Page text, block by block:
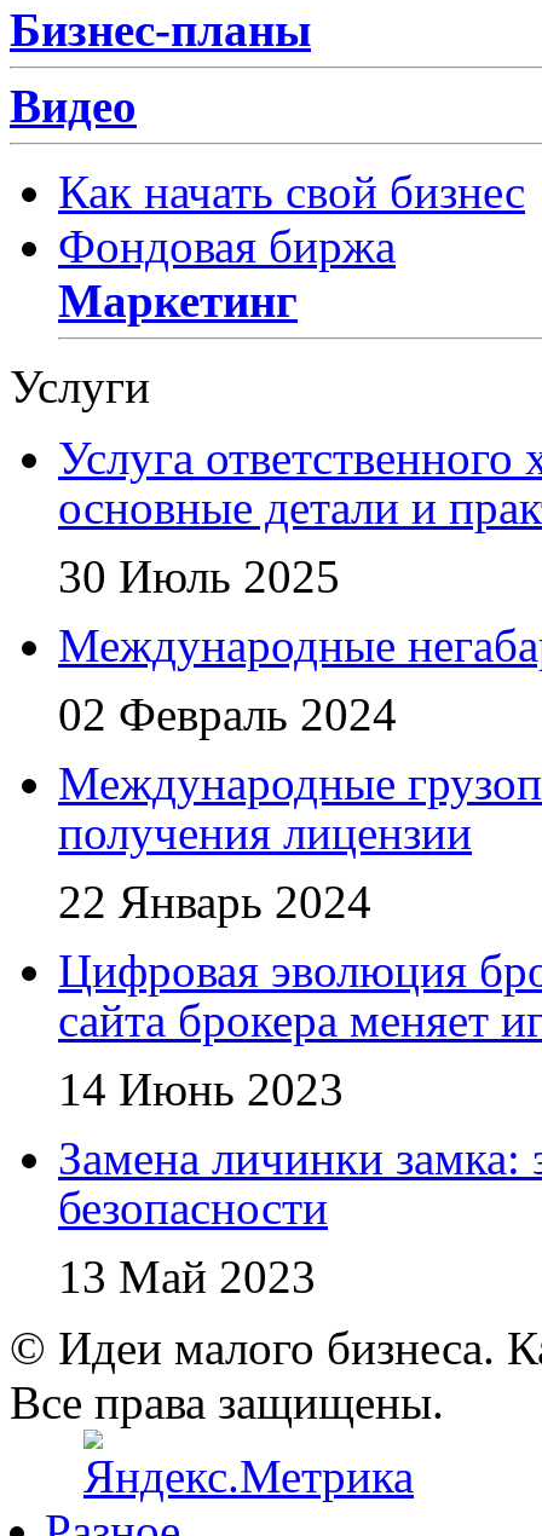
Бизнес-планы
Видео
Как начать свой бизнес
Фондовая биржа
Маркетинг
Услуги
Услуга
основные детали и
30 Июль 2025
Международные
02 Февраль 2024
Международные
получения лицензии
22 Январь 2024
Цифровая эволюция
сайта брокера меняет
14 Июнь 2023
Замена личинки замка:
безопасности
13 Май 2023
© Идеи малого бизнеса.
Все права защищены.